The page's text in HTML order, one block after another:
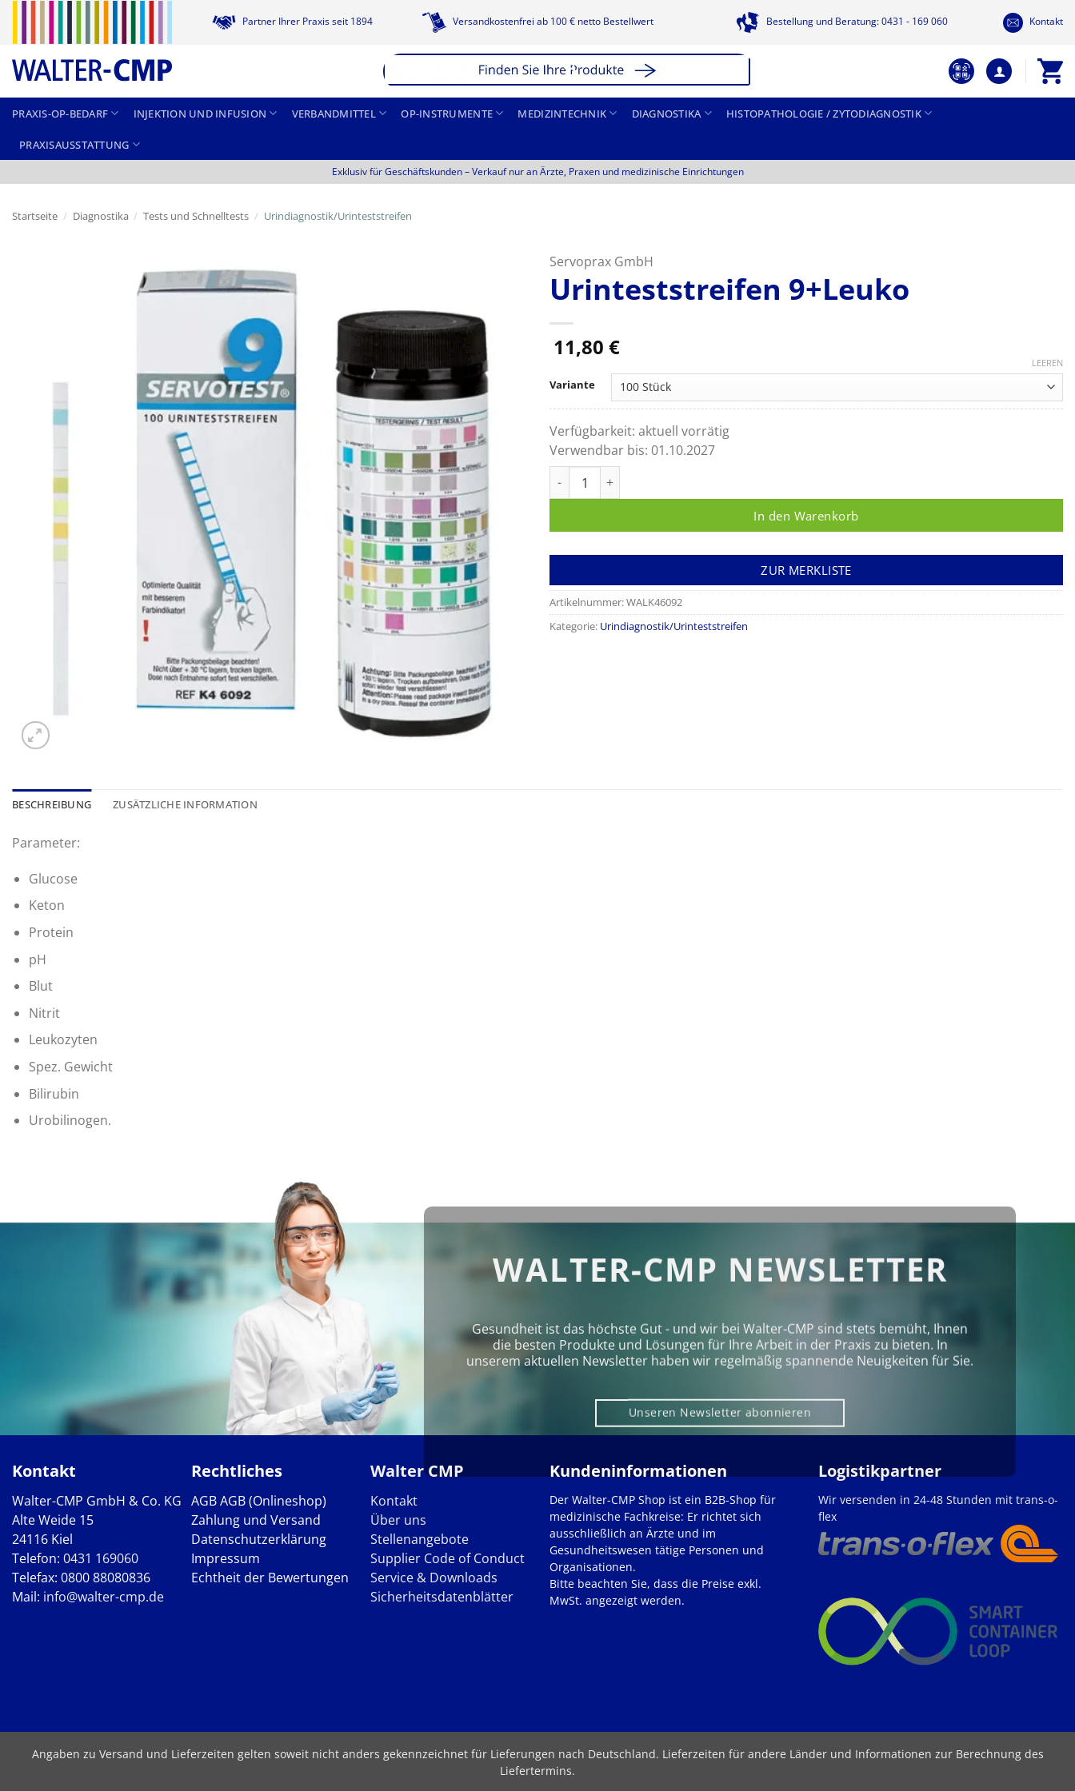
springen
Partner Ihrer Praxis seit 1894 Versandkostenfrei ab 100 € netto Bestellwert Bestellung und Beratung: 0431 - 169 060 Kontakt
PRAXIS-OP-BEDARF INJEKTION UND INFUSION VERBANDMITTEL OP-INSTRUMENTE MEDIZINTECHNIK DIAGNOSTIKA HISTOPATHOLOGIE / ZYTODIAGNOSTIK
PRAXISAUSSTATTUNG
Exklusiv für Geschäftskunden –Verkauf nur an Ärzte, Praxen und medizinische Einrichtungen
Startseite / Diagnostika / Tests und Schnelltests / Urindiagnostik/Urinteststreifen
Servoprax GmbH
Urinteststreifen 9+Leuko
11,80 €
Variante
LEEREN
Verfügbarkeit: aktuell vorrätig
Verwendbar bis: 01.10.2027
In den Warenkorb
ZUR MERKLISTE
Artikelnummer:WALK46092
Kategorie: Urindiagnostik/Urinteststreifen
BESCHREIBUNG ZUSÄTZLICHE INFORMATION
Parameter:
Glucose
Keton
Protein
pH
Blut
Nitrit
Leukozyten
Spez. Gewicht
Bilirubin
Urobilinogen.
WALTER-CMP NEWSLETTER
Gesundheit ist das höchste Gut - und wir bei Walter‑CMP sind stets bemüht, Ihnen
die besten Produkte und Lösungen für Ihre Arbeit in der Praxis zu bieten. In
unserem aktuellen Newsletter haben wir regelmäßig spannende Neuigkeiten für Sie.
Unseren Newsletter abonnieren
Kontakt
Walter-CMP GmbH & Co. KG
Alte Weide 15
24116 Kiel
Telefon: 0431 169060
Telefax: 0800 88080836
Mail: info@walter-cmp.de
Rechtliches
AGBAGB (Onlineshop)
Zahlung und Versand
Datenschutzerklärung
Impressum
Echtheit der Bewertungen
Walter CMP
Kontakt
Über uns
Stellenangebote
Supplier Code of Conduct
Service & Downloads
Sicherheitsdatenblätter
Kundeninformationen
Der Walter-CMP Shop ist ein B2B-Shop für
medizinische Fachkreise: Er richtet sich
ausschließlich an Ärzte und im
Gesundheitswesen tätige Personen und
Organisationen.
Bitte beachten Sie, dass die Preise exkl.
MwSt. angezeigt werden.
Logistikpartner
Wir versenden in 24-48 Stunden mit trans-o-
flex
Angaben zu Versand und Lieferzeiten gelten soweit nicht anders gekennzeichnet für Lieferungen nach Deutschland. Lieferzeiten für andere Länder und Informationen zur Berechnung des
Liefertermins.